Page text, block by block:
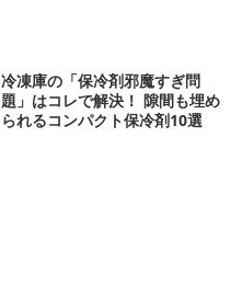
冷凍庫の「保冷剤邪魔すぎ問
題」はコレで解決！ 隙間も埋め
られるコンパクト保冷剤10選